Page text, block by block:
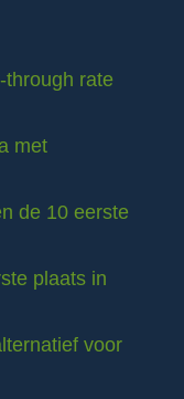
through rate
met
de 10 eerste
plaats in
voor